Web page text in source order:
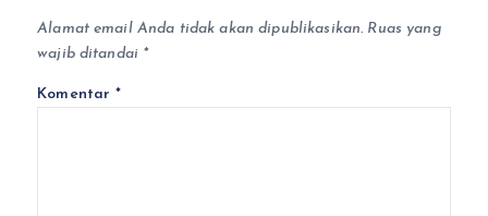
Alamat email Anda tidak akan dipublikasikan. Ruas yang
wajib ditandai *
Komentar*